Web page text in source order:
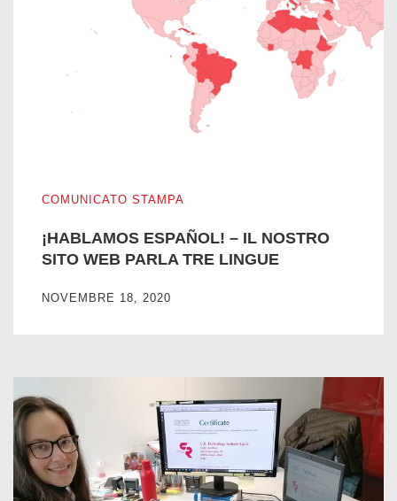
COMUNICATO STAMPA
¡HABLAMOS ESPAÑOL! – IL NOSTRO
SITO WEB PARLA TRE LINGUE
NOVEMBRE 18, 2020